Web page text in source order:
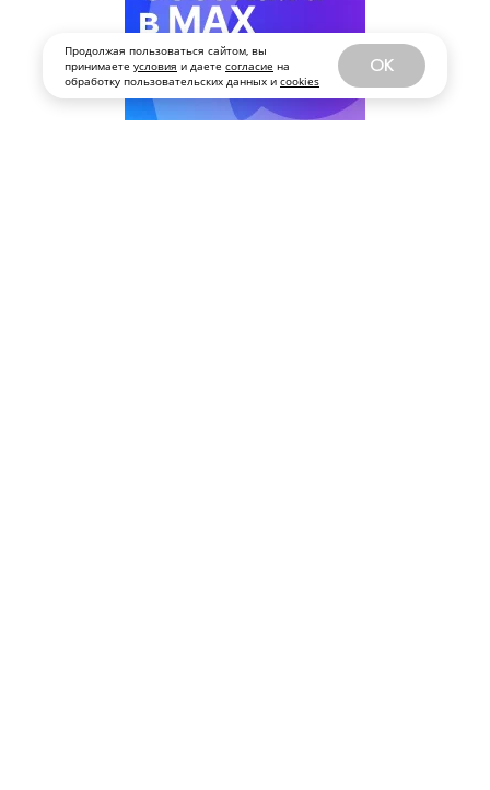
Продолжая пользоваться сайтом, вы
принимаете условия и даете согласие на
обработку пользовательских данных и cookies
OK